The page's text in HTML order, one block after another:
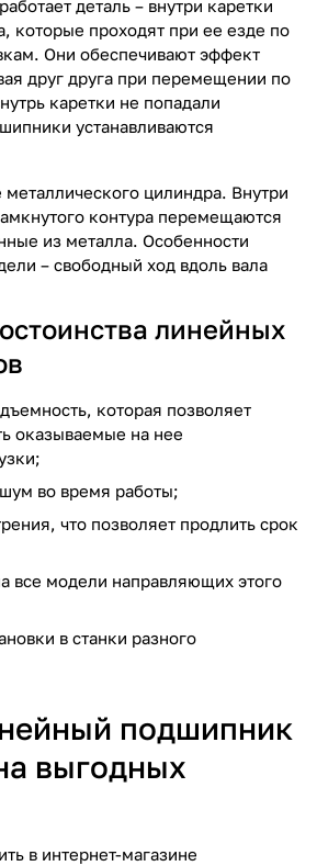
деталь – внутри каретки
которые проходят при ее езде по
Они обеспечивают эффект
друг друга при перемещении по
каретки не попадали
устанавливаются
металлического цилиндра. Внутри
контура перемещаются
из металла. Особенности
– свободный ход вдоль вала
линейных
которая позволяет
оказываемые на нее
во время работы;
что позволяет продлить срок
все модели направляющих этого
в станки разного
подшипник
выгодных
в интернет-магазине